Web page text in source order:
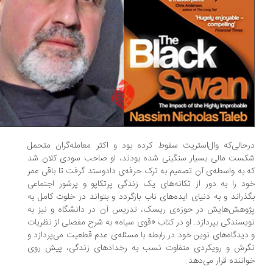
وال‌استریت سقوط کرده بود و اکثر معامله‌گران متحمل
مالی بسیار سنگینی شده بودند، او صاحب سودی کلان شد
به واسطه‌ی آن تصمیم به ترک حرفه‌ی دادوستد گرفت تا باقی عمر
را به دور از تکانه‌های یک زندگی پرتکاپو و پرشور اجتماعی
و به دنیای ایده‌های ناب بازگردد و بتواند در خلوت کامل به
در حوزه‌ی ریسک، تدریس آن در دانشگاه و نیز به
بپردازد. او در کتاب «قوی سیاه» به شرح مفصلی از نظریات
نوین خود در رابطه با مسئله‌ی عدم قطعیت می‌پردازد و
و رویکردی متفاوت نسب به رخداد‌های زندگی، پیش روی
قرار می‌دهد.